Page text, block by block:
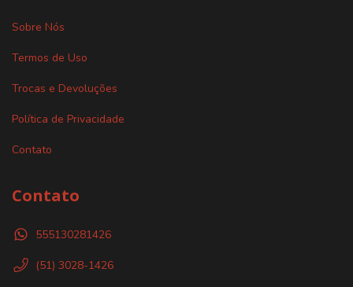
Sobre Nós
Termos de Uso
Trocas e Devoluções
Política de Privacidade
Contato
Contato
555130281426
(51) 3028-1426